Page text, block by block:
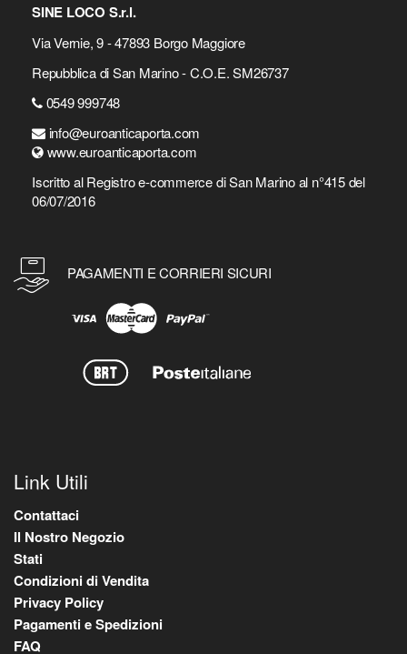
SINE LOCO S.r.l.
Via Vernie, 9 - 47893 Borgo Maggiore
Repubblica di San Marino - C.O.E. SM26737
0549 999748
info@euroanticaporta.com
www.euroanticaporta.com
Iscritto al Registro e-commerce di San Marino al n°415 del
06/07/2016
PAGAMENTI E CORRIERI SICURI
Link Utili
Contattaci
Il Nostro Negozio
Stati
Condizioni di Vendita
Privacy Policy
Pagamenti e Spedizioni
FAQ